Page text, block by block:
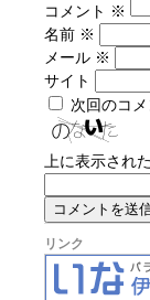
コメント ※
名前 ※
メール ※
サイト
次回のコ
上に表示され
リンク